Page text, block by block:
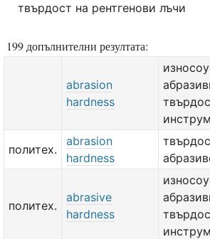
твърдост на рентгенови лъчи
199 допълнителни резултата:
abrasion
hardness
политех.
abrasion
hardness
политех.
abrasive
hardness